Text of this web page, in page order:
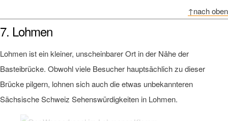
↑nach oben
7. Lohmen
Lohmen ist ein kleiner, unscheinbarer Ort in der Nähe der
Basteibrücke. Obwohl viele Besucher hauptsächlich zu dieser
Brücke pilgern, lohnen sich auch die etwas unbekannteren
Sächsische Schweiz Sehenswürdigkeiten in Lohmen.